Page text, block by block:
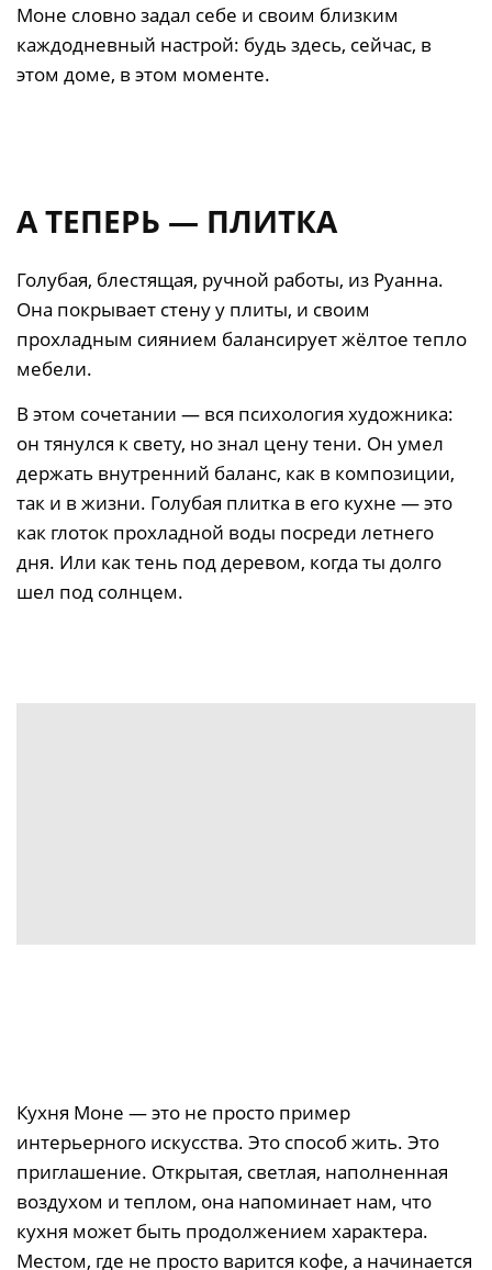
Моне словно задал себе и своим близким
каждодневный настрой: будь здесь, сейчас, в
этом доме, в этом моменте.
А ТЕПЕРЬ — ПЛИТКА
Голубая, блестящая, ручной работы, из Руанна.
Она покрывает стену у плиты, и своим
прохладным сиянием балансирует жёлтое тепло
мебели.
В этом сочетании — вся психология художника:
он тянулся к свету, но знал цену тени. Он умел
держать внутренний баланс, как в композиции,
так и в жизни. Голубая плитка в его кухне — это
как глоток прохладной воды посреди летнего
дня. Или как тень под деревом, когда ты долго
шел под солнцем.
Кухня Моне — это не просто пример
интерьерного искусства. Это способ жить. Это
приглашение. Открытая, светлая, наполненная
воздухом и теплом, она напоминает нам, что
кухня может быть продолжением характера.
Местом, где не просто варится кофе, а начинается